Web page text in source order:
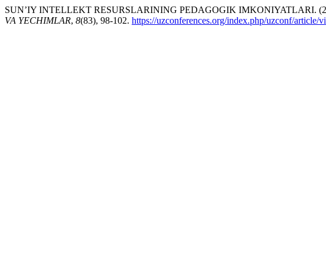
SUN’IY INTELLEKT RESURSLARINING PEDAGOGIK IMKONIYATLARI.
VA YECHIMLAR, 8(83), 98-102. https://uzconferences.org/index.php/uzconf/article/